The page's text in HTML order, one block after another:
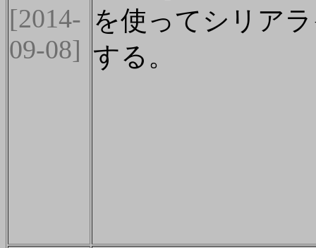
[2014-
09-08]
を使ってシリア
する。